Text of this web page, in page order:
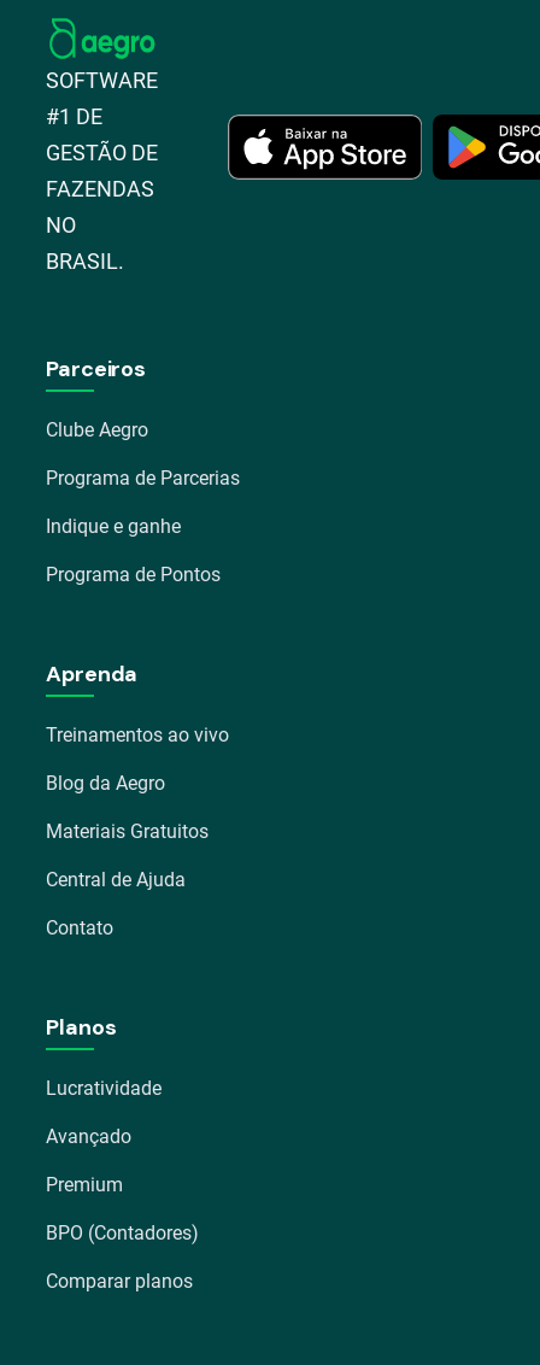
SOFTWARE
#1 DE
GESTÃO DE
FAZENDAS
NO
BRASIL.
Parceiros
Clube Aegro
Programa de Parcerias
Indique e ganhe
Programa de Pontos
Aprenda
Treinamentos ao vivo
Blog da Aegro
Materiais Gratuitos
Central de Ajuda
Contato
Planos
Lucratividade
Avançado
Premium
BPO (Contadores)
Comparar planos